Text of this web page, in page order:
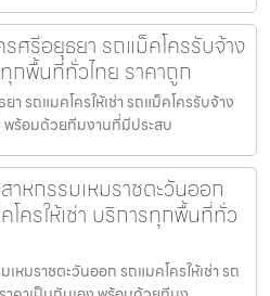
ศรีอยุธยา รถแม็คโครรับจ้าง
กพื้นที่ทั่วไทย ราคาถูก
รถแมคโครให้เช่า รถแม็คโครรับจ้าง
พร้อมด้วยทีมงานที่มีประสบ
หกรรมเหมราชตะวันออก
ครให้เช่า บริการทุกพื้นที่ทั่ว
หมราชตะวันออก รถแมคโครให้เช่า รถ